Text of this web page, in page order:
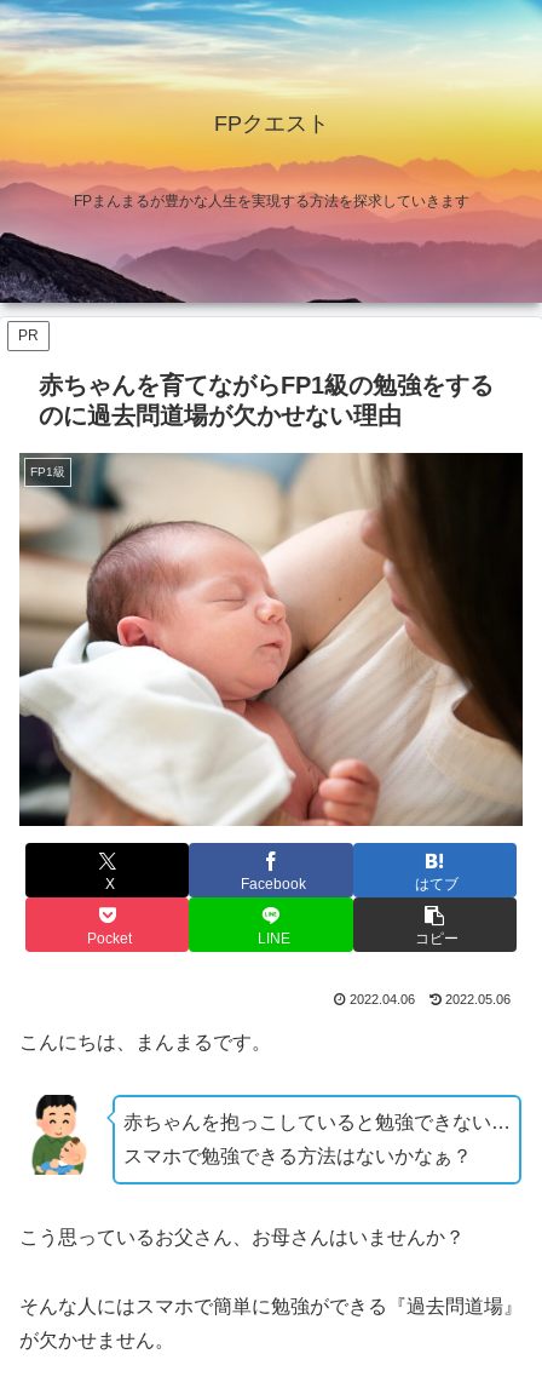
FPクエスト
FPまんまるが豊かな人生を実現する方法を探求していきます
PR
赤ちゃんを育てながらFP1級の勉強をする
のに過去問道場が欠かせない理由
FP1級
X Facebook はてブ
Pocket LINE コピー
2022.04.06 2022.05.06
こんにちは、まんまるです。
赤ちゃんを抱っこしていると勉強できない…
スマホで勉強できる方法はないかなぁ？
こう思っているお父さん、お母さんはいませんか？
そんな人にはスマホで簡単に勉強ができる『過去問道場』
が欠かせません。